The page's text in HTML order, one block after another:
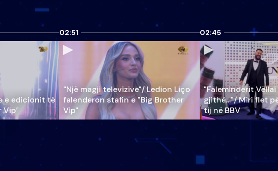
e edicionit të
02:51
"Një magji televizive"/ Ledion Liço
falenderon stafin e "Big Brother
Vip"
02:45
"Faleminderit
gjithë…"/ Miri flet
tij në BBV